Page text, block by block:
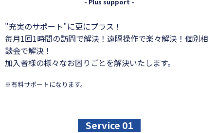
"充実のサポート"に更にプラス！
毎月1回1時間の訪問で解決！遠隔操作で楽々解決！個別相
談会で解決！
加入者様の様々なお困りごとを解決いたします。
※有料サポートになります。
Service 01